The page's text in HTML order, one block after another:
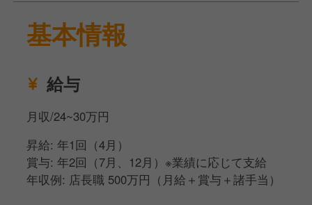
基本情報
給与
月収/24~30万円
昇給: 年1回（4月）
賞与: 年2回（7月、12月）※業績に応じて支給
年収例: 店長職 500万円（月給＋賞与＋諸手当）